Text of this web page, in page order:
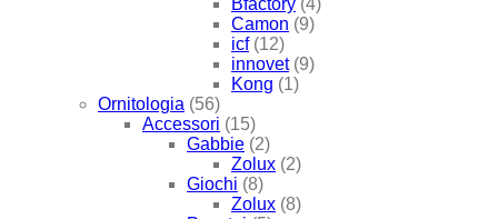
Bfactory (4)
Camon (9)
icf (12)
innovet (9)
Kong (1)
Ornitologia (56)
Accessori (15)
Gabbie (2)
Zolux (2)
Giochi (8)
Zolux (8)